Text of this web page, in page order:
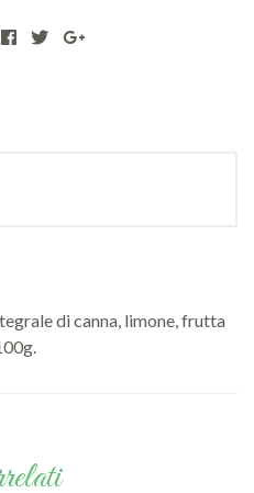
di canna, limone, frutta